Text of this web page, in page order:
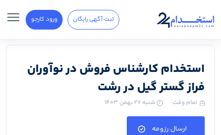
ثبت آگهی رایگان ورود کارجو
استخدام کارشناس فروش در نوآوران
فراز گستر گیل در رشت
تمام وقت شنبه ۲۷ بهمن ۱۴۰۳
ارسال رزومه